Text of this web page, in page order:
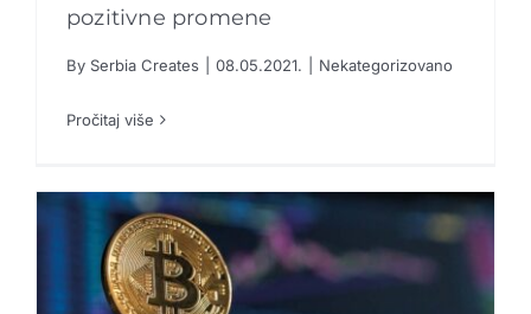
Srpski preduzetnik i dizjaner iz Palo Alta:
stvorimo velike pozitivne promene
pozitivne promene
By Serbia Creates 08.05.2021. Nekategorizovano
Pročitaj više